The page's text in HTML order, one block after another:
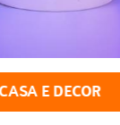
E DECOR